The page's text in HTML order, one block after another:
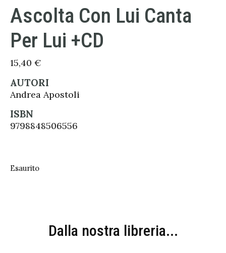
Ascolta Con Lui Canta
Per Lui +CD
15,40 €
AUTORI
Andrea Apostoli
ISBN
9798848506556
Esaurito
Dalla nostra libreria...